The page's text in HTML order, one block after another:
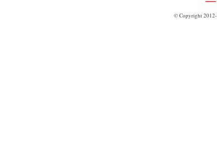
© Copyright 2012-